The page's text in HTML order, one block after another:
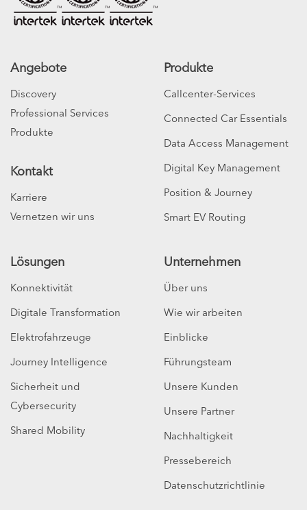
Angebote
Discovery
Professional Services
Produkte
Kontakt
Karriere
Vernetzen wir uns
Produkte
Callcenter-Services
Connected Car Essentials
Data Access Management
Digital Key Management
Position & Journey
Smart EV Routing
Lösungen
Konnektivität
Digitale Transformation
Elektrofahrzeuge
Journey Intelligence
Sicherheit und
Cybersecurity
Shared Mobility
Unternehmen
Über uns
Wie wir arbeiten
Einblicke
Führungsteam
Unsere Kunden
Unsere Partner
Nachhaltigkeit
Pressebereich
Datenschutzrichtlinie